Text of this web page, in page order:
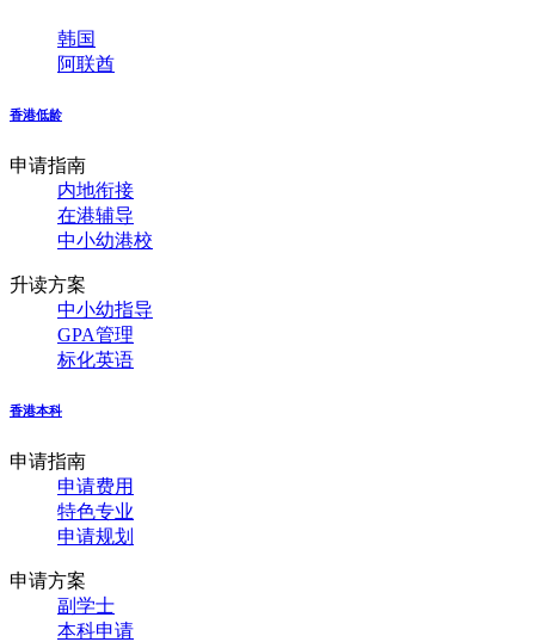
韩国
阿联酋
香港低龄
申请指南
内地衔接
在港辅导
中小幼港校
升读方案
中小幼指导
GPA管理
标化英语
香港本科
申请指南
申请费用
特色专业
申请规划
申请方案
副学士
本科申请